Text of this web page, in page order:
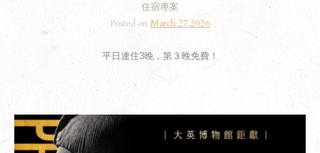
住宿專案
Posted on March 27,2026
平日連住3晚，第３晚免費！